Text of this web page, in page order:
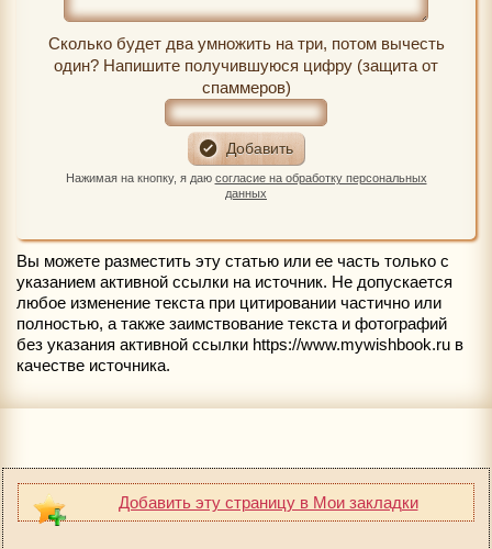
Сколько будет два умножить на три, потом вычесть
один? Напишите получившуюся цифру (защита от
спаммеров)
Нажимая на кнопку, я даю согласие на обработку персональных
данных
Вы можете разместить эту статью или ее часть только с
указанием активной ссылки на источник. Не допускается
любое изменение текста при цитировании частично или
полностью, а также заимствование текста и фотографий
без указания активной ссылки https://www.mywishbook.ru в
качестве источника.
Добавить эту страницу в Мои закладки